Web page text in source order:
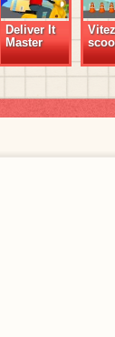
Deliver It
Master